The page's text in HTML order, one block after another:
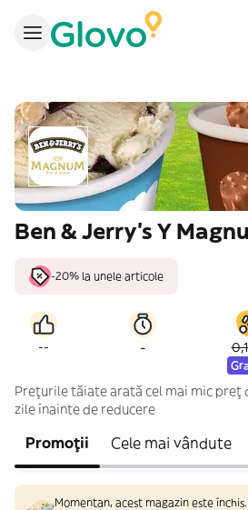
Ben & Jerry's Y
-20% la unele articole
-- -
Prețurile tăiate arată cel mai mic
zile înainte de reducere
Promoții Cele mai vândute
Momentan, acest magazin este